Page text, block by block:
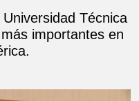
Técnica
importantes en